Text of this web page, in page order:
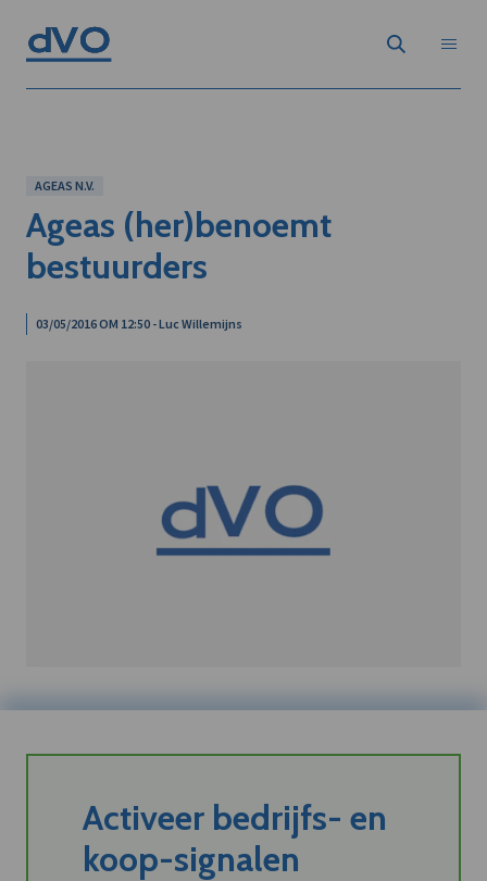
AGEAS N.V.
Ageas (her)benoemt
bestuurders
03/05/2016 OM 12:50 - Luc Willemijns
Activeer bedrijfs- en
koop-signalen